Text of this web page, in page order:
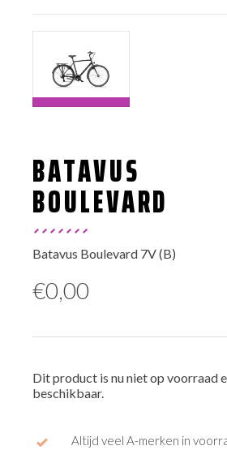
BATAVUS
BOULEVARD
Batavus Boulevard 7V (B)
€0,00
Dit product is nu niet op voorraad
beschikbaar.
Altijd veel A-merken in